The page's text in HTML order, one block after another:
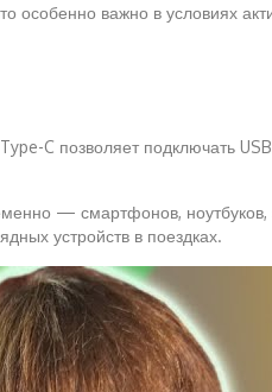
важно в условиях
C позволяет подключать
— смартфонов,
устройств в поездках.